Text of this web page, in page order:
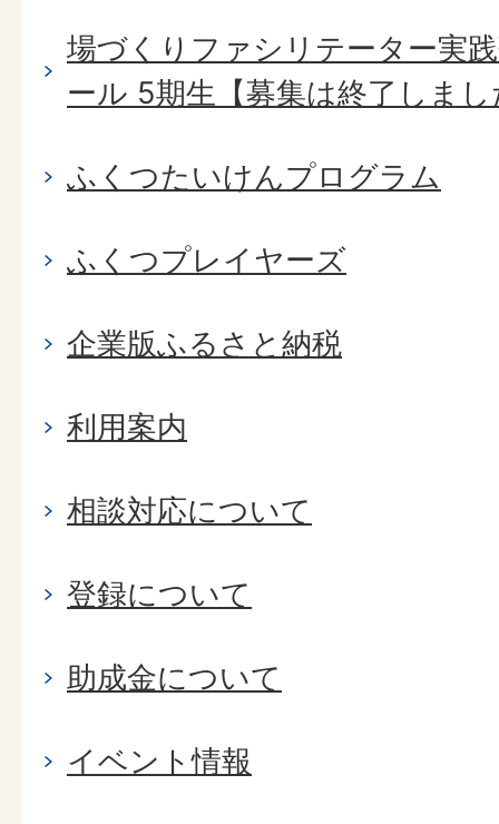
場づくりファシリテーター実
ール 5期生【募集は終了しま
ふくつたいけんプログラム
ふくつプレイヤーズ
企業版ふるさと納税
利用案内
相談対応について
登録について
助成金について
イベント情報